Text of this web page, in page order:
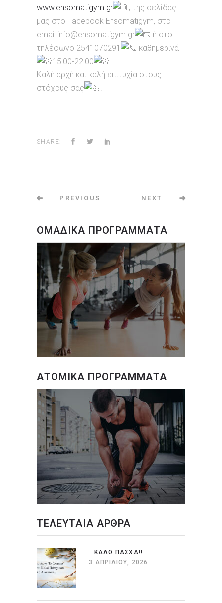
www.ensomatigym.gr
, της σελίδας
μας στο Facebook Ensomatigym, στο
email info@ensomatigym.gr
ή στο
τηλέφωνο 2541070291
καθημερινά
15:00-22:00
.
Καλή αρχή και καλή επιτυχία στους
στόχους σας
.
SHARE:
PREVIOUS NEXT
ΟΜΑΔΙΚΑ ΠΡΟΓΡΑΜΜΑΤΑ
ΑΤΟΜΙΚΑ ΠΡΟΓΡΑΜΜΑΤΑ
ΤΕΛΕΥΤΑΙΑ ΑΡΘΡΑ
ΚΑΛΌ ΠΆΣΧΑ!!
3 ΑΠΡΙΛΊΟΥ, 2026